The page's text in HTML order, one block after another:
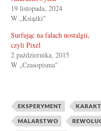
19 listopada, 2024
W „Książki"
Surfując na falach nostalgii,
czyli Pixel
2 października, 2015
W „Czasopisma"
EKSPERYMENT
MALARSTWO